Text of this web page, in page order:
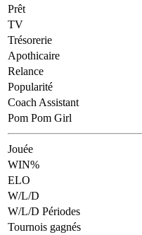
Prêt
TV
Trésorerie
Apothicaire
Relance
Popularité
Coach Assistant
Pom Pom Girl
Jouée
WIN%
ELO
W/L/D
W/L/D Périodes
Tournois gagnés